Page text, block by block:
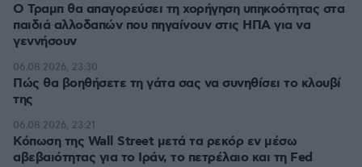
Ο Τραμπ θα απαγορεύσει τη χορήγηση υπηκοότητας στα
παιδιά αλλοδαπών που πηγαίνουν στις ΗΠΑ για να
γεννήσουν
Πώς θα βοηθήσετε τη γάτα σας να συνηθίσει το κλουβί
της
06.08.2026, 23:30
Κόπωση της Wall Street μετά τα ρεκόρ εν μέσω
αβεβαιότητας για το Ιράν, το πετρέλαιο και τη Fed
06.08.2026, 23:21